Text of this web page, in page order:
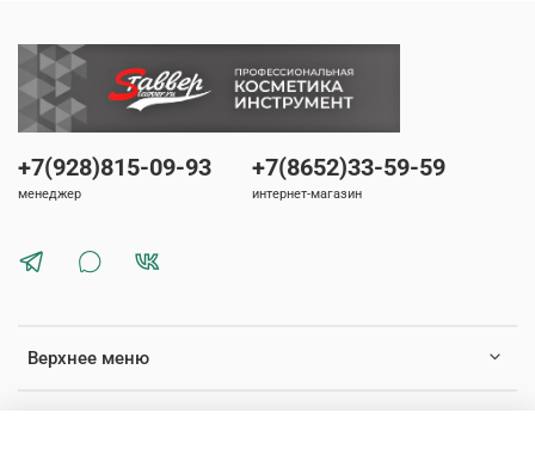
Верхнее меню
+7(928)815-09-93
менеджер
+7(8652)33-59-59
интернет-магазин